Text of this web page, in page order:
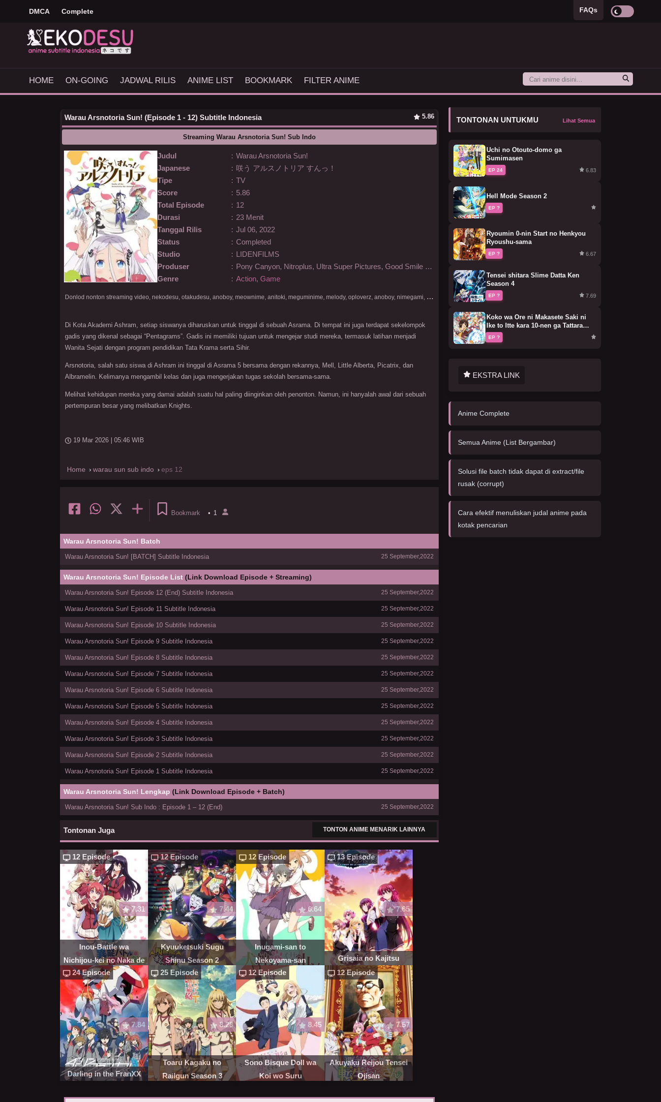
DMCA Complete FAQs
HOME ON-GOING JADWAL RILIS ANIME LIST BOOKMARK FILTER ANIME
Warau Arsnotoria Sun! (Episode 1 - 12) Subtitle Indonesia 5.86
Streaming Warau Arsnotoria Sun! Sub Indo
Judul : Warau Arsnotoria Sun!
Japanese
: 咲う アルスノトリア すんっ！
Tipe
: TV
Score
: 5.86
Total Episode
: 12
Durasi
: 23 Menit
Tanggal Rilis
: Jul 06, 2022
Status
: Completed
Studio
: LIDENFILMS
Produser
:
Pony Canyon, Nitroplus, Ultra Super Pictures, Good Smile Company, Crunchyroll, JR East Marketing & Communications, BS NTV, Kadokawa
Genre
: Action, Game
D
onlod nonton streaming video, nekodesu, otakudesu, anoboy, meownime, anitoki, meguminime, melody, oploverz, anoboy, nimegami, unduh, riie net, drivenime, myanimelist, MAL, kusonime, neonime, bstation, maxnime, Netflix, animeindo, anichin, crunchyroll, neonime, samehadaku, streaming, otakupoi, awsubs, anibatch, anikyojin, nekonime, kurogaze, zippyshare, vidio google drive, Muse Indonesia, kazefuri, iQIYI, Viu, Ani-One Asia, Animenonton, Otaku desu, Mangaku, Anibatch,Vidio, Genflix, Amazon Prime Video, 3GP, Mp4, 240p, Terlengkap.
Di Kota Akademi Ashram, setiap siswanya diharuskan untuk tinggal di sebuah Asrama. Di tempat ini juga terdapat sekelompok
gadis yang dikenal sebagai “Pentagrams”. Gadis ini memiliki tujuan untuk mengejar studi mereka, termasuk latihan menjadi
Wanita Sejati dengan program pendidikan Tata Krama serta Sihir.
Arsnotoria, salah satu siswa di Ashram ini tinggal di Asrama 5 bersama dengan rekannya, Mell, Little Alberta, Picatrix, dan
Albramelin. Kelimanya mengambil kelas dan juga mengerjakan tugas sekolah bersama-sama.
Melihat kehidupan mereka yang damai adalah suatu hal paling diinginkan oleh penonton. Namun, ini hanyalah awal dari sebuah
pertempuran besar yang melibatkan Knights.
19 Mar 2026 | 05:46 WIB
Home warau sun sub indo eps 12
Bookmark • 1
Warau Arsnotoria Sun! Batch
Warau Arsnotoria Sun! [BATCH] Subtitle Indonesia 25 September,2022
Warau Arsnotoria Sun! Episode List (Link Download Episode + Streaming)
Warau Arsnotoria Sun! Episode 12 (End) Subtitle Indonesia 25 September,2022
Warau Arsnotoria Sun! Episode 11 Subtitle Indonesia 25 September,2022
Warau Arsnotoria Sun! Episode 10 Subtitle Indonesia 25 September,2022
Warau Arsnotoria Sun! Episode 9 Subtitle Indonesia 25 September,2022
Warau Arsnotoria Sun! Episode 8 Subtitle Indonesia 25 September,2022
Warau Arsnotoria Sun! Episode 7 Subtitle Indonesia 25 September,2022
Warau Arsnotoria Sun! Episode 6 Subtitle Indonesia 25 September,2022
Warau Arsnotoria Sun! Episode 5 Subtitle Indonesia 25 September,2022
Warau Arsnotoria Sun! Episode 4 Subtitle Indonesia 25 September,2022
Warau Arsnotoria Sun! Episode 3 Subtitle Indonesia 25 September,2022
Warau Arsnotoria Sun! Episode 2 Subtitle Indonesia 25 September,2022
Warau Arsnotoria Sun! Episode 1 Subtitle Indonesia 25 September,2022
Warau Arsnotoria Sun! Lengkap (Link Download Episode + Batch)
Warau Arsnotoria Sun! Sub Indo : Episode 1 – 12 (End) 25 September,2022
Tontonan Juga TONTON ANIME MENARIK LAINNYA
12 Episode
7.31
Inou-Battle wa
Nichijou-kei no Naka de
12 Episode
7.44
Kyuuketsuki Sugu
Shinu Season 2
12 Episode
6.64
Inugami-san to
Nekoyama-san
13 Episode
7.65
Grisaia no Kajitsu
24 Episode
7.84
Darling in the FranXX
25 Episode
8.28
Toaru Kagaku no
Railgun Season 3
12 Episode
8.45
Sono Bisque Doll wa
Koi wo Suru
12 Episode
7.57
Akuyaku Reijou Tensei
Ojisan
TONTONAN UNTUKMU Lihat Semua
Uchi no Otouto-domo ga
Sumimasen
EP 24 6.83
Hell Mode Season 2
EP ?
Ryoumin 0-nin Start no Henkyou
Ryoushu-sama
EP ? 6.67
Tensei shitara Slime Datta Ken
Season 4
EP ? 7.69
Koko wa Ore ni Makasete Saki ni
Ike to Itte kara 10-nen ga Tattara
Densetsu ni Natteita.
EP ?
EKSTRA LINK
Anime Complete
Semua Anime (List Bergambar)
Solusi file batch tidak dapat di extract/file
rusak (corrupt)
Cara efektif menuliskan judal anime pada
kotak pencarian